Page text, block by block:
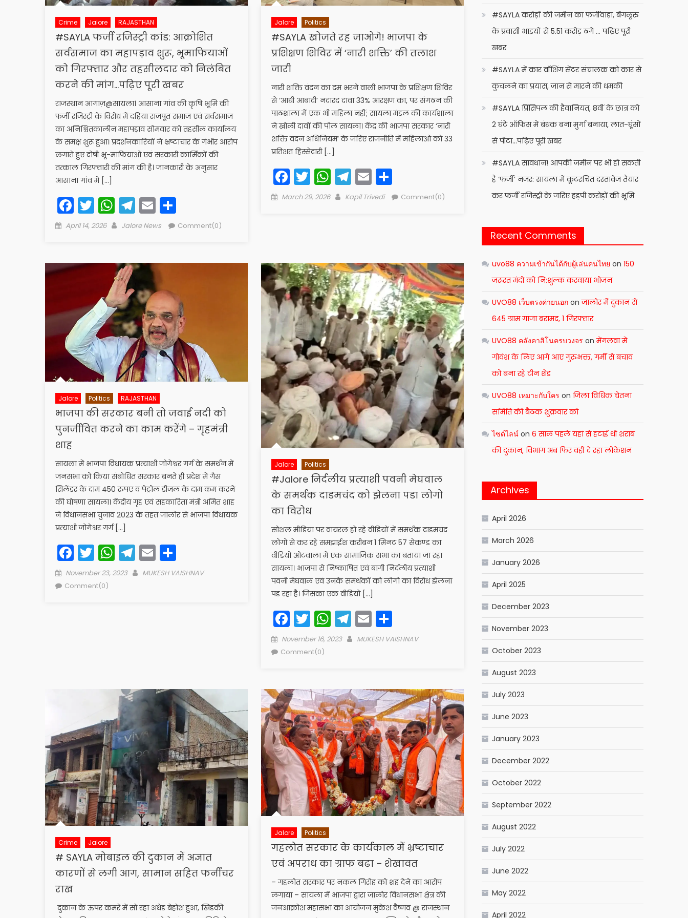
Crime Jalore RAJASTHAN
#SAYLA फर्जी रजिस्ट्री कांड: आक्रोशित
सर्वसमाज का महापड़ाव शुरू, भूमाफियाओं
को गिरफ्तार और तहसीलदार को निलंबित
करने की मांग…पढ़िए पूरी खबर
राजस्थान आगाज़@​सायला। आसाना गांव की कृषि भूमि की
फर्जी रजिस्ट्री के विरोध में दहिया राजपूत समाज एवं सर्वसमाज
का अनिश्चितकालीन महापड़ाव सोमवार को तहसील कार्यालय
के समक्ष शुरू हुआ। प्रदर्शनकारियों ने भ्रष्टाचार के गंभीर आरोप
लगाते हुए दोषी भू-माफियाओं एवं सरकारी कार्मिकों की
तत्काल गिरफ्तारी की मांग की है। ​जानकारी के अनुसार
आसाना गांव में […]
Facebook
Twitter
WhatsApp
Telegram
EmailShare
Posted
April 14, 2026 Author
Jalore News Comment(0)
Jalore Politics
#SAYLA खोजते रह जाओगे! भाजपा के
प्रशिक्षण शिविर में ‘नारी शक्ति’ की तलाश
जारी
नारी शक्ति वंदन का दम भरने वाली भाजपा के प्रशिक्षण शिविर
से ‘आधी आबादी’ नदारद दावा 33% आरक्षण का, पर संगठन की
पाठशाला में एक भी महिला नहीं; सायला मंडल की कार्यशाला
ने खोली दावों की पोल सायला। केंद्र की भाजपा सरकार ‘नारी
शक्ति वंदन अधिनियम’ के जरिए राजनीति में महिलाओं को 33
प्रतिशत हिस्सेदारी […]
Facebook
Twitter
WhatsApp
Telegram
EmailShare
Posted
March 29, 2026 Author
Kapil Trivedi Comment(0)
Jalore Politics RAJASTHAN
भाजपा की सरकार बनी तो जवाई नदी को
पुनर्जीवित करने का काम करेंगे – गृहमंत्री
शाह
सायला में भाजपा विधायक प्रत्याशी जोगेश्वर गर्ग के समर्थन में
जनसभा को किया संबोधित सरकार बनते ही प्रदेश में गैस
सिलेंडर के दाम 450 रुपए व पेट्रोल डीजल के दाम कम करने
की घोषणा सायला। केंद्रीय गृह एवं सहकारिता मंत्री अमित शाह
ने विधानसभा चुनाव 2023 के तहत जालोर से भाजपा विधायक
प्रत्याशी जोगेश्वर गर्ग […]
Facebook
Twitter
WhatsApp
Telegram
EmailShare
Posted
on
November 23, 2023 Author
MUKESH VAISHNAV
Comment(0)
Jalore Politics
#Jalore निर्दलीय प्रत्याशी पवनी मेघवाल
के समर्थक दाडमचंद को झेलना पडा लोगो
का विरोध
सोशल मीडिया पर वायरल हो रहे वीडियों में समर्थक दाडमचंद
लोगो से कर रहे समझाईश करीबन 1 मिनट 57 सेकण्ड का
वीडियो ओटवाला में एक सामाजिक सभा का बताया जा रहा
सायला। भाजपा से निष्काषित एवं बागी निर्दलीय प्रत्याशी
पवनी मेघवाल एवं उनके समर्थकों को लोगो का विरोध झेलना
पड रहा है। जिसका एक वीडियो […]
Facebook
Twitter
WhatsApp
Telegram
EmailShare
Posted
on
November 16, 2023 Author
MUKESH VAISHNAV
Comment(0)
Crime Jalore
# SAYLA मोबाइल की दुकान में अज्ञात
कारणों से लगी आग, सामान सहित फर्नीचर
राख
दुकान के ऊपर कमरे में सो रहा अधेड बेहोश हुआ, खिडकी
Jalore Politics
गहलोत सरकार के कार्यकाल में भ्रष्टाचार
एवं अपराध का ग्राफ बढा – शेखावत
– गहलोत सरकार पर नकल गिरोह को शह देने का आरोप
लगाया – सायला में भाजपा द्वारा जालोर विधानसभा क्षेत्र की
जनआक्रोश महासभा का आयोजन मुकेश वैष्णव @ राजस्थान
#SAYLA करोड़ों की जमीन का फर्जीवाड़ा, बेंगलूरु
के प्रवासी भाइयों से 5.51 करोड़ ठगे … पढ़िए पूरी
खबर
#SAYLA में कार वॉशिंग सेंटर संचालक को कार से
कुचलने का प्रयास, जान से मारने की धमकी
#SAYLA प्रिंसिपल की हैवानियत, 8वीं के छात्र को
2 घंटे ऑफिस में बंधक बना मुर्गा बनाया, लात-घूंसों
से पीटा…पढ़िए पूरी खबर
#SAYLA सावधान! आपकी जमीन पर भी हो सकती
है ‘फर्जी’ नजर: सायला में कूटरचित दस्तावेज तैयार
कर फर्जी रजिस्ट्री के जरिए हड़पी करोड़ों की भूमि
Recent Comments
uvo88 ความเข้ากันได้กับผู้เล่นคนไทย on150
जरूरत मंदो को नि:शुल्क करवाया भोजन
UVO88 เว็บตรงค่ายนอก onजालोर मेंं दुकान से
645 ग्राम गांजा बरामद, 1 गिरफ्तार
UVO88 คลังคาสิโนครบวงจร onमेंगलवा में
गोवंश के लिए आगे आए गुरुभक्त, गर्मी से बचाव
को बना रहे टीन शेड
UVO88 เหมาะกับใคร onजिला विधिक चेतना
समिति की बैठक शुक्रवार को
ไซด์ไลน์ on6 साल पहले यहां से हटाई थी शराब
की दुकान, विभाग अब फिर वहीं दे रहा लोकेशन
Archives
April 2026
March 2026
January 2026
April 2025
December 2023
November 2023
October 2023
August 2023
July 2023
June 2023
January 2023
December 2022
October 2022
September 2022
August 2022
July 2022
June 2022
May 2022
April 2022